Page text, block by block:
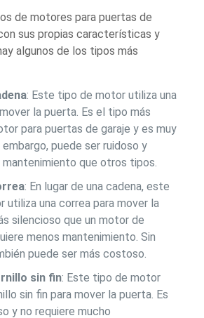
de motores para puertas de
sus propias características y
algunos de los tipos más
: Este tipo de motor utiliza una
la puerta. Es el tipo más
para puertas de garaje y es muy
embargo, puede ser ruidoso y
mantenimiento que otros tipos.
: En lugar de una cadena, este
utiliza una correa para mover la
silencioso que un motor de
menos mantenimiento. Sin
puede ser más costoso.
sin fin: Este tipo de motor
sin fin para mover la puerta. Es
y no requiere mucho